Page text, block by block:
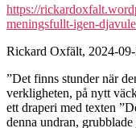
https://
meningsfullt-igen-
Rickard Oxfält, 2024-
”Det finns stunder när
verkligheten, på nytt
ett draperi med texten
denna undran,